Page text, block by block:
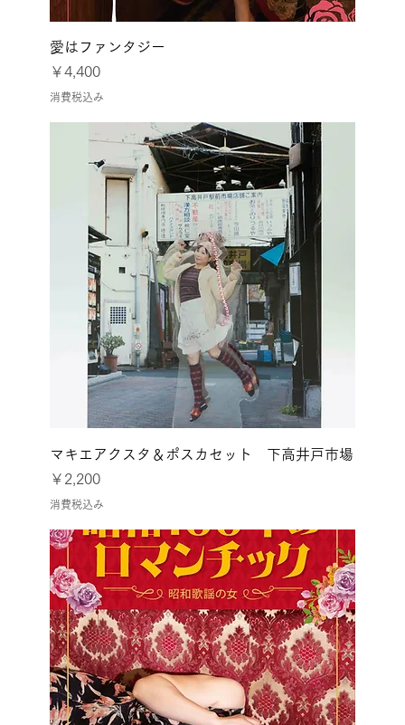
愛はファンタジー
価格
￥4,400
消費税込み
マキエアクスタ＆ポスカセット 下高井戸市場
価格
￥2,200
消費税込み